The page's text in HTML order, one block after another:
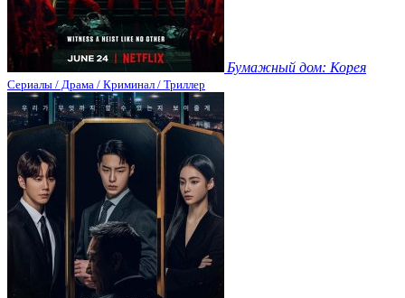
Бумажный дом: Корея
Сериалы / Драма / Криминал / Триллер